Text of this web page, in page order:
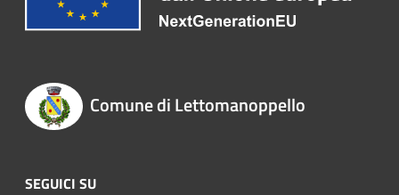
Comune di Lettomanoppello
SEGUICI SU